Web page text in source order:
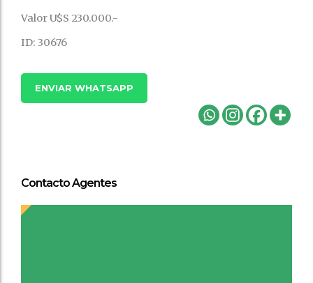
Valor U$S 230.000.-
ID: 30676
ENVIAR WHATSAPP
Contacto Agentes